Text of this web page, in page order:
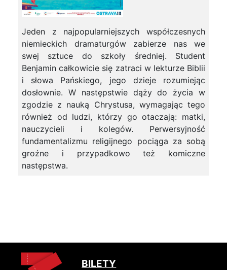
Jeden z najpopularniejszych współczesnych
niemieckich dramaturgów zabierze nas we
swej sztuce do szkoły średniej. Student
Benjamin całkowicie się zatraci w lekturze Biblii
i słowa Pańskiego, jego dzieje rozumiejąc
dosłownie. W następstwie dąży do życia w
zgodzie z nauką Chrystusa, wymagając tego
również od ludzi, którzy go otaczają: matki,
nauczycieli i kolegów. Perwersyjność
fundamentalizmu religijnego pociąga za sobą
groźne i przypadkowo też komiczne
następstwa.
BILETY